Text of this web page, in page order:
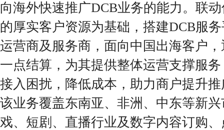
向海外快速推广DCB业务的能力。联
的厚实客户资源为基础，搭建DCB服
运营商及服务商，面向中国出海客户
一点结算，为其提供整体运营支撑服
接入困扰，降低成本，助力商户提升
该业务覆盖东南亚、非洲、中东等新
戏、短剧、直播行业及数字内容订购